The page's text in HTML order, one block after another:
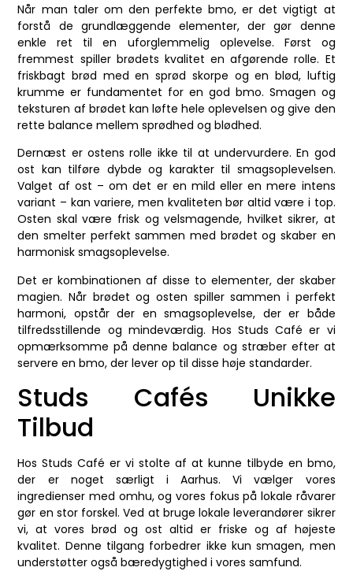
Når man taler om den perfekte bmo, er det vigtigt at
forstå de grundlæggende elementer, der gør denne
enkle ret til en uforglemmelig oplevelse. Først og
fremmest spiller brødets kvalitet en afgørende rolle. Et
friskbagt brød med en sprød skorpe og en blød, luftig
krumme er fundamentet for en god bmo. Smagen og
teksturen af brødet kan løfte hele oplevelsen og give den
rette balance mellem sprødhed og blødhed.
Dernæst er ostens rolle ikke til at undervurdere. En god
ost kan tilføre dybde og karakter til smagsoplevelsen.
Valget af ost – om det er en mild eller en mere intens
variant – kan variere, men kvaliteten bør altid være i top.
Osten skal være frisk og velsmagende, hvilket sikrer, at
den smelter perfekt sammen med brødet og skaber en
harmonisk smagsoplevelse.
Det er kombinationen af disse to elementer, der skaber
magien. Når brødet og osten spiller sammen i perfekt
harmoni, opstår der en smagsoplevelse, der er både
tilfredsstillende og mindeværdig. Hos Studs Café er vi
opmærksomme på denne balance og stræber efter at
servere en bmo, der lever op til disse høje standarder.
Studs Cafés Unikke
Tilbud
Hos Studs Café er vi stolte af at kunne tilbyde en bmo,
der er noget særligt i Aarhus. Vi vælger vores
ingredienser med omhu, og vores fokus på lokale råvarer
gør en stor forskel. Ved at bruge lokale leverandører sikrer
vi, at vores brød og ost altid er friske og af højeste
kvalitet. Denne tilgang forbedrer ikke kun smagen, men
understøtter også bæredygtighed i vores samfund.